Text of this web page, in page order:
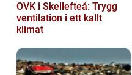
OVK i Skellefteå: Trygg
ventilation i ett kallt
klimat